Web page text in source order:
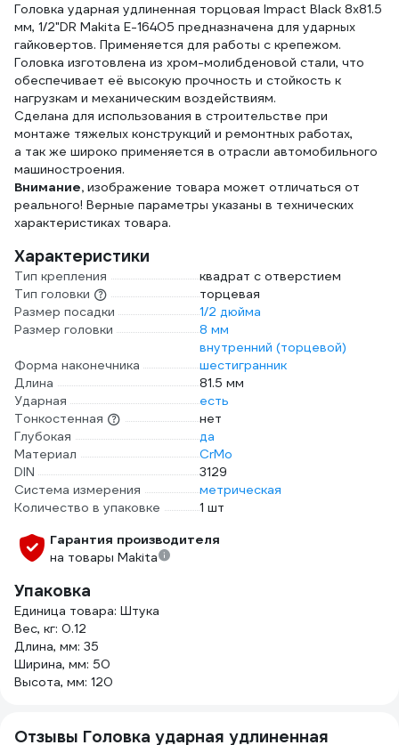
PRO-SWH-1000
Головка ударная удлиненная торцовая Impact Black 8x81.5
мм, 1/2"DR Makita E-16405 предназначена для ударных
гайковертов. Применяется для работы с крепежом.
Головка изготовлена из хром-молибденовой стали, что
обеспечивает её высокую прочность и стойкость к
нагрузкам и механическим воздействиям.
Сделана для использования в строительстве при
монтаже тяжелых конструкций и ремонтных работах,
а так же широко применяется в отрасли автомобильного
машиностроения.
Внимание, изображение товара может отличаться от
реального! Верные параметры указаны в технических
характеристиках товара.
Характеристики
Тип крепления
квадрат с отверстием
Тип головки
торцевая
Размер посадки
1/2 дюйма
Размер головки
8 мм
Форма наконечника
внутренний (торцевой)
шестигранник
Длина
81.5 мм
Ударная
есть
Тонкостенная
нет
Глубокая
да
Материал
CrMo
DIN
3129
Система измерения
метрическая
Количество в упаковке
1 шт
Гарантия производителя
на товары Makita
Упаковка
Единица товара: Штука
Вес, кг: 0.12
Длина, мм: 35
Ширина, мм: 50
Высота, мм: 120
Отзывы Головка ударная удлиненная